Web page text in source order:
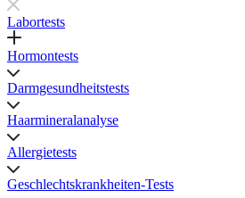
Labortests
Hormontests
Darmgesundheitstests
Haarmineralanalyse
Allergietests
Geschlechtskrankheiten-Tests